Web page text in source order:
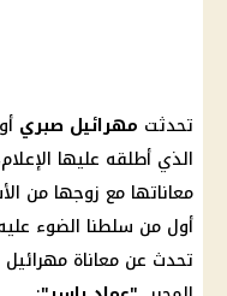
تحدثت مهرائيل صبري أو
الذي أطلقه عليها
معاناتها مع زوجها من
أول من سلطنا الضوء
تحدث عن معاناة